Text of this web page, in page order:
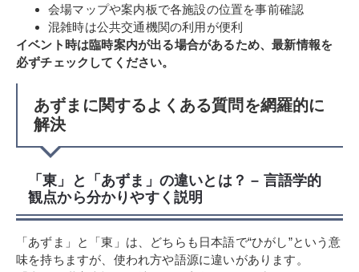
会場マップや案内板で各施設の位置を事前確認
混雑時は公共交通機関の利用が便利
イベント時は臨時案内が出る場合があるため、最新情報を
必ずチェックしてください。
あずまに関するよくある質問を網羅的に
解決
「東」と「あずま」の違いとは？ – 言語学的
観点から分かりやすく説明
「あずま」と「東」は、どちらも日本語で“ひがし”という意
味を持ちますが、使われ方や語源に違いがあります。